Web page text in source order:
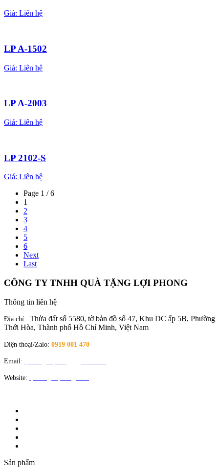
Giá: Liên hệ
LP A-1502
Giá: Liên hệ
LP A-2003
Giá: Liên hệ
LP 2102-S
Giá: Liên hệ
Page 1 / 6
1
2
3
4
5
6
Next
Last
CÔNG TY TNHH QUÀ TẶNG LỢI PHONG
Thông tin liên hệ
Địa chỉ: Thửa đất số 5580, tờ bản đồ số 47, Khu DC ấp 5B, Phường
Thới Hòa, Thành phố Hồ Chí Minh, Việt Nam
Điện thoại/Zalo: 0919 001 470
Email:
Website:
Sản phẩm